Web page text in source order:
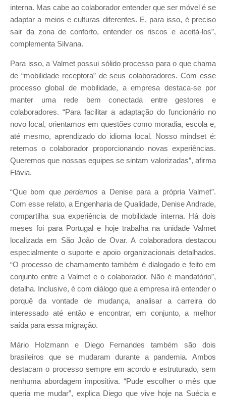
interna. Mas cabe ao colaborador entender que ser móvel é se
adaptar a meios e culturas diferentes. E, para isso, é preciso
sair da zona de conforto, entender os riscos e aceitá-los”,
complementa Silvana.
Para isso, a Valmet possui sólido processo para o que chama
de “mobilidade receptora” de seus colaboradores. Com esse
processo global de mobilidade, a empresa destaca-se por
manter uma rede bem conectada entre gestores e
colaboradores. “Para facilitar a adaptação do funcionário no
novo local, orientamos em questões como moradia, escola e,
até mesmo, aprendizado do idioma local. Nosso mindset é:
retemos o colaborador proporcionando novas experiências.
Queremos que nossas equipes se sintam valorizadas”, afirma
Flávia.
“Que bom que perdemosa Denise para a própria Valmet”.
Com esse relato, a Engenharia de Qualidade, Denise Andrade,
compartilha sua experiência de mobilidade interna. Há dois
meses foi para Portugal e hoje trabalha na unidade Valmet
localizada em São João de Ovar. A colaboradora destacou
especialmente o suporte e apoio organizacionais detalhados.
“O processo de chamamento também é dialogado e feito em
conjunto entre a Valmet e o colaborador. Não é mandatório”,
detalha. Inclusive, é com diálogo que a empresa irá entender o
porquê da vontade de mudança, analisar a carreira do
interessado até então e encontrar, em conjunto, a melhor
saída para essa migração.
Mário Holzmann e Diego Fernandes também são dois
brasileiros que se mudaram durante a pandemia. Ambos
destacam o processo sempre em acordo e estruturado, sem
nenhuma abordagem impositiva. “Pude escolher o mês que
queria me mudar”, explica Diego que vive hoje na Suécia e